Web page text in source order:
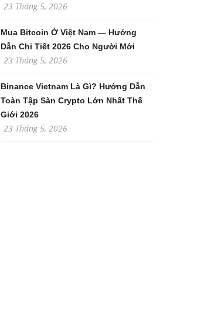
23 Tháng 5, 2026
Mua Bitcoin Ở Việt Nam — Hướng
Dẫn Chi Tiết 2026 Cho Người Mới
23 Tháng 5, 2026
Binance Vietnam Là Gì? Hướng Dẫn
Toàn Tập Sàn Crypto Lớn Nhất Thế
Giới 2026
23 Tháng 5, 2026